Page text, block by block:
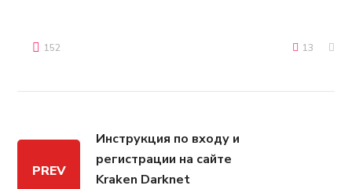
13
152
PREV
Инструкция по входу и
регистрации на сайте
Kraken Darknet